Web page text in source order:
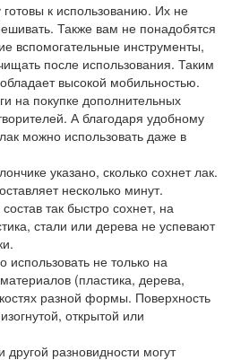
к использованию. Их не
Также вам не понадобятся
вспомогательные инструменты,
после использования. Таким
высокой мобильностью.
на покупке дополнительных
А благодаря удобному
можно использовать даже в
указано, сколько сохнет лак.
несколько минут.
так быстро сохнет, на
стали или дерева не успевают
использовать не только на
(пластика, дерева,
разной формы. Поверхность
открытой или
другой разновидности могут